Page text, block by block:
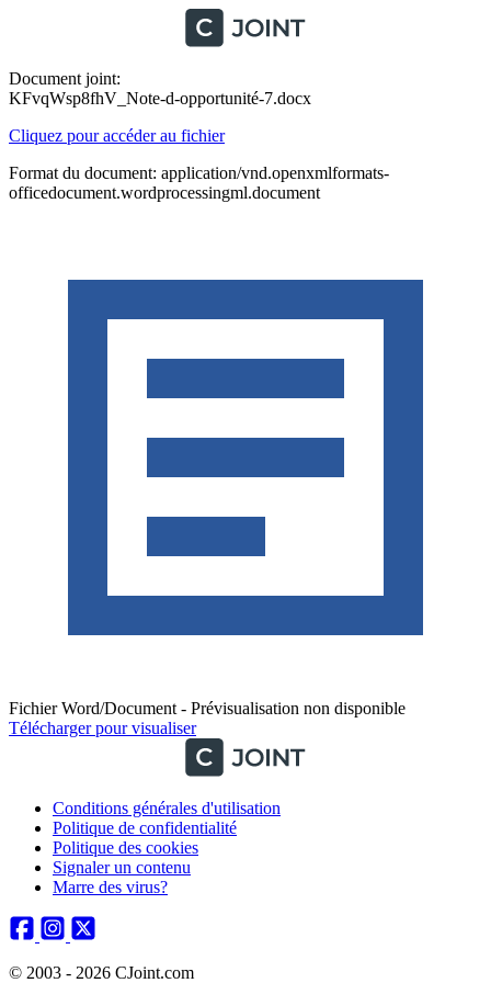
Document joint:
KFvqWsp8fhV_Note-d-opportunité-7.docx
Cliquez pour accéder au fichier
Format du document: application/vnd.openxmlformats-
officedocument.wordprocessingml.document
Fichier Word/Document - Prévisualisation non disponible
Télécharger pour visualiser
Conditions générales d'utilisation
Politique de confidentialité
Politique des cookies
Signaler un contenu
Marre des virus?
© 2003 - 2026 CJoint.com